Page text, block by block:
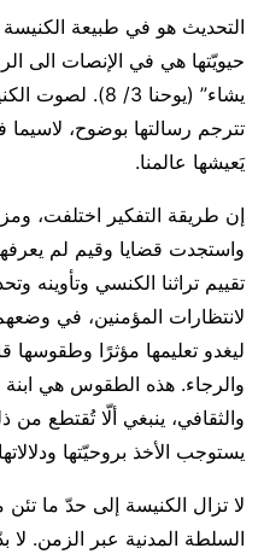
التحديث هو في طبيعة الكنيسة
حيويّتها هي في الإنصات الى
يشاء” (يوحنا 3/
تترجم رسالتها بوضوح،
يَعيشها عالمنا.
إن طريقة التفكير اختلفت،
واستجدت قضايا وقيم لم
تقييم تراثنا الكنسي وتأوينه
لانتظارات المؤمنين، في وضعهم
ليغدو تعليمها مؤثرًا وطقوسها
والرجاء. هذه الطقوس هي ابنة
والثقافي، ينبغي ألّا تُقتطع من
يستوجب الأخذ بروحيّتها
لا تزال الكنيسة إلى حدّ ما
السلطة المدنية عبر الزمن.